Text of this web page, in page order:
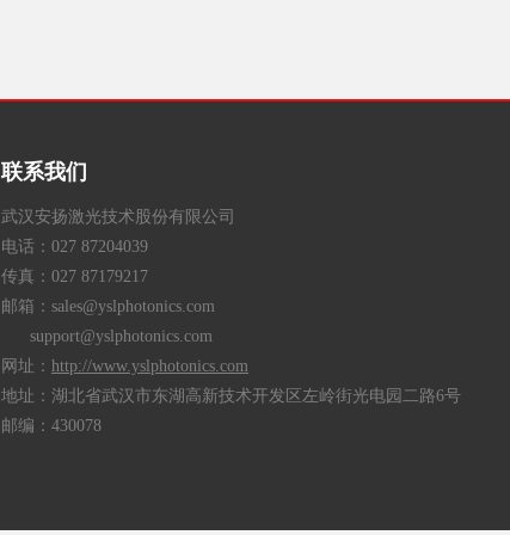
联系我们
武汉安扬激光技术股份有限公司
电话：027 87204039
传真：027 87179217
邮箱：sales@yslphotonics.com
support@yslphotonics.com
网址： http://www.yslphotonics.com
地址：湖北省武汉市东湖高新技术开发区左岭街光电园二路6号
邮编：430078